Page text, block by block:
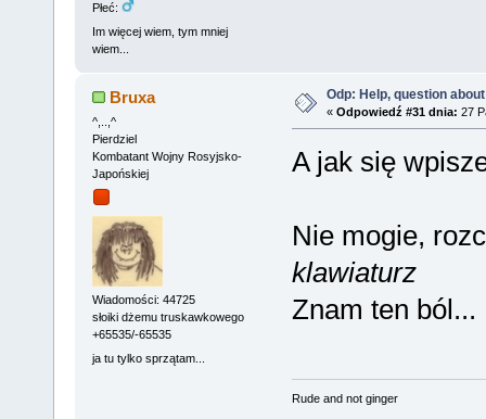
Płeć:
Im więcej wiem, tym mniej
wiem...
Bruxa
^,..,^
Pierdziel
Kombatant Wojny Rosyjsko-
Japońskiej
Wiadomości: 44725
słoiki dżemu truskawkowego
+65535/-65535
ja tu tylko sprzątam...
Odp: Help, question
« Odpowiedź #31 dnia: 27
A jak się
Nie mogie,
klawiaturz
Znam ten
Rude and not ginger